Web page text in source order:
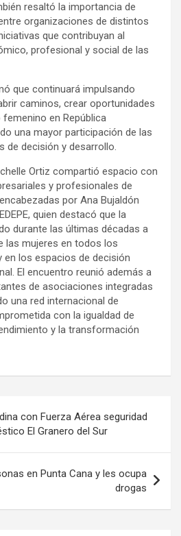
resaltó la importancia de
organizaciones de distintos
que contribuyan al
profesional y social de las
que continuará impulsando
caminos, crear oportunidades
en República
una mayor participación de las
de decisión y desarrollo.
Ortiz compartió espacio con
y profesionales de
por Ana Bujaldón
quien destacó que la
durante las últimas décadas a
las mujeres en todos los
los espacios de decisión
El encuentro reunió además a
de asociaciones integradas
una red internacional de
con la igualdad de
y la transformación
con Fuerza Aérea seguridad
El Granero del Sur
en Punta Cana y les ocupa
drogas